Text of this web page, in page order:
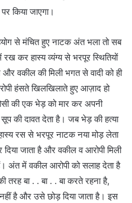
किया जाएगा।
से मंचित हुए नाटक अंत भला तो सब
कर हास्य व्यंग्य से भरपूर स्थितियों
वकील की मिली भगत से वादी को ही
हंसते खिलखिलाते हुए आज़ाद हो
की एक भेड़ को मार कर अपनी
की दावत देता है। जब भेड़ की हत्या
रस से भरपूर नाटक नया मोड़ लेता
जाता है और वकील व आरोपी मिली
में वकील आरोपी को सलाह देता है
बा . . बा . . बा करते रहना है,
है और उसे छोड़ दिया जाता है। इस